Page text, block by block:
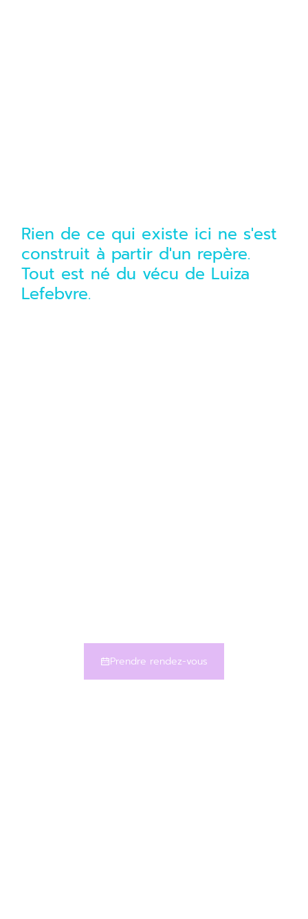
Rien de ce qui existe ici ne s'est
construit à partir d'un repère.
Tout est né du vécu de Luiza
Lefebvre.
Prendre rendez-vous